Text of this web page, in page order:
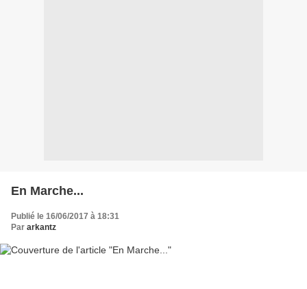
En Marche...
Publié le 16/06/2017 à 18:31
Par arkantz